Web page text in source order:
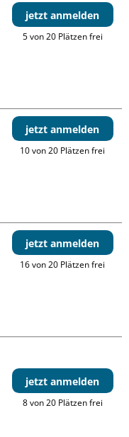
jetzt anmelden
5 von 20 Plätzen frei
jetzt anmelden
10 von 20 Plätzen frei
jetzt anmelden
16 von 20 Plätzen frei
jetzt anmelden
8 von 20 Plätzen frei